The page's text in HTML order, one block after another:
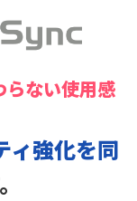
らない使用感
ィ強化を同